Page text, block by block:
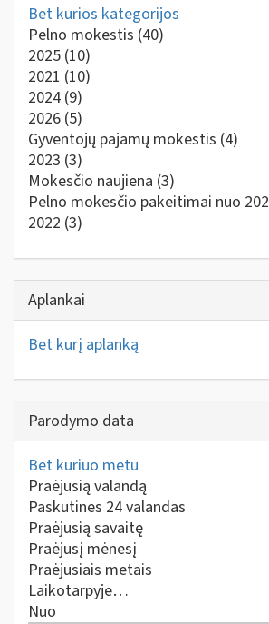
Bet kurios kategorijos
Pelno mokestis (40)
2025 (10)
2021 (10)
2024 (9)
2026 (5)
Gyventojų pajamų mokestis (4)
2023 (3)
Mokesčio naujiena (3)
Pelno mokesčio pakeitimai nuo
2022 (3)
Aplankai
Bet kurį aplanką
Parodymo data
Bet kuriuo metu
Praėjusią valandą
Paskutines 24 valandas
Praėjusią savaitę
Praėjusį mėnesį
Praėjusiais metais
Laikotarpyje…
Nuo